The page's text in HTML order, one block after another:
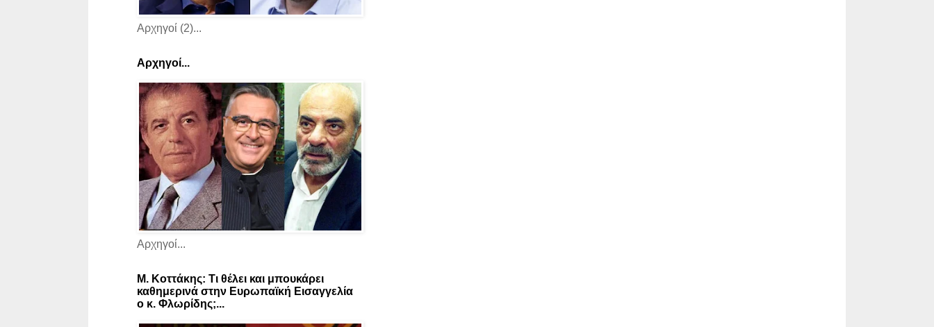
Αρχηγοί (2)...
Αρχηγοί...
Αρχηγοί...
Μ. Κοττάκης: Τι θέλει και μπουκάρει
καθημερινά στην Ευρωπαϊκή Εισαγγελία
ο κ. Φλωρίδης;...